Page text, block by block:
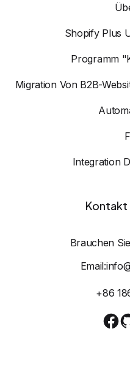
Shopify Plus
Programm
Migration Von B2B-
Integration
Kontakt
Brauchen
+86